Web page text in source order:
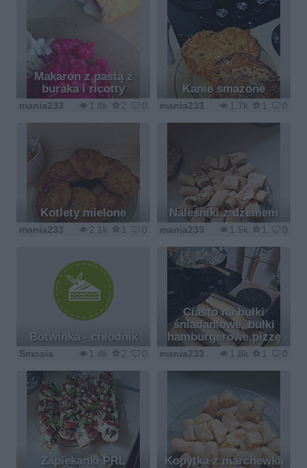
Makaron z pastą z
buraka i ricotty
1.8k 2 0
mania233
Kanie smażone
1.7k 1 0
mania233
Kotlety mielone
2.1k 1 0
mania233
Naleśniki z dżemem
1.5k 1 0
mania233
Botwinka - chłodnik
1.4k 2 0
Smosia
Ciasto na bułki
śniadaniowe, bułki
hamburgerowe,pizzę
1.8k 1 0
mania233
Zapiekanki PRL Kopytka z marchewką